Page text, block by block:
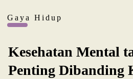
Gaya Hidup
Kesehatan Mental
Penting Dibanding